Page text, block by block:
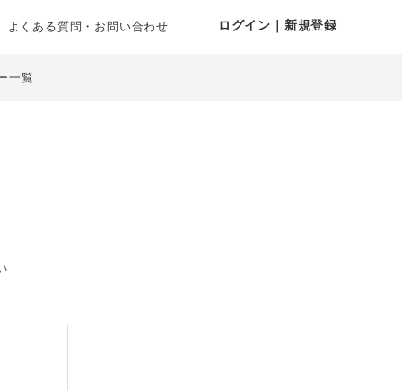
よくある質問・お問い合わせ ログイン｜新規登録
一覧